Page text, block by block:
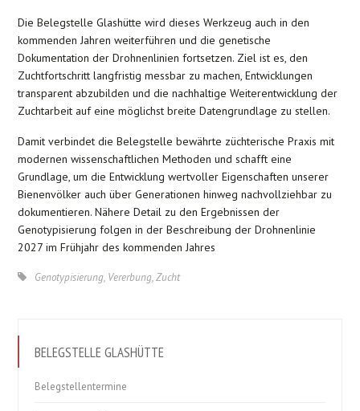
Die Belegstelle Glashütte wird dieses Werkzeug auch in den
kommenden Jahren weiterführen und die genetische
Dokumentation der Drohnenlinien fortsetzen. Ziel ist es, den
Zuchtfortschritt langfristig messbar zu machen, Entwicklungen
transparent abzubilden und die nachhaltige Weiterentwicklung der
Zuchtarbeit auf eine möglichst breite Datengrundlage zu stellen.
Damit verbindet die Belegstelle bewährte züchterische Praxis mit
modernen wissenschaftlichen Methoden und schafft eine
Grundlage, um die Entwicklung wertvoller Eigenschaften unserer
Bienenvölker auch über Generationen hinweg nachvollziehbar zu
dokumentieren. Nähere Detail zu den Ergebnissen der
Genotypisierung folgen in der Beschreibung der Drohnenlinie
2027 im Frühjahr des kommenden Jahres
Genotypisierung, Vererbung,Zucht
BELEGSTELLE GLASHÜTTE
Belegstellentermine